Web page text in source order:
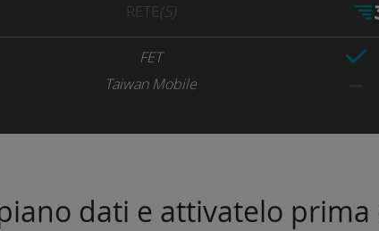
RETE(S)
FET
Taiwan Mobile
dati e attivatelo